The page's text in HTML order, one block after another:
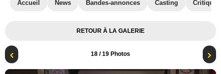
Accueil News Bandes-annonces Casting
RETOUR À LA GALERIE
18 / 19 Photos